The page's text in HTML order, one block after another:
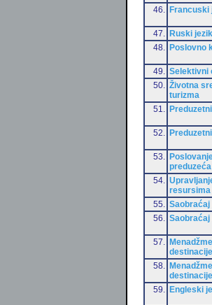
46. Francuski
47. Ruski
48.
Poslovno
49.
Selektivni
50.
Životna
turizma
51.
52.
53.
preduzeća
54.
resursima
55.
Saobraćaj
56.
Saobraćaj
57.
destinacije
58.
destinacije
59. Engleski